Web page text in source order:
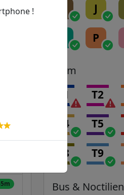
J
P
Tram
T1 T2
T4 T5
T8 T9
Bus & Noctilien
!